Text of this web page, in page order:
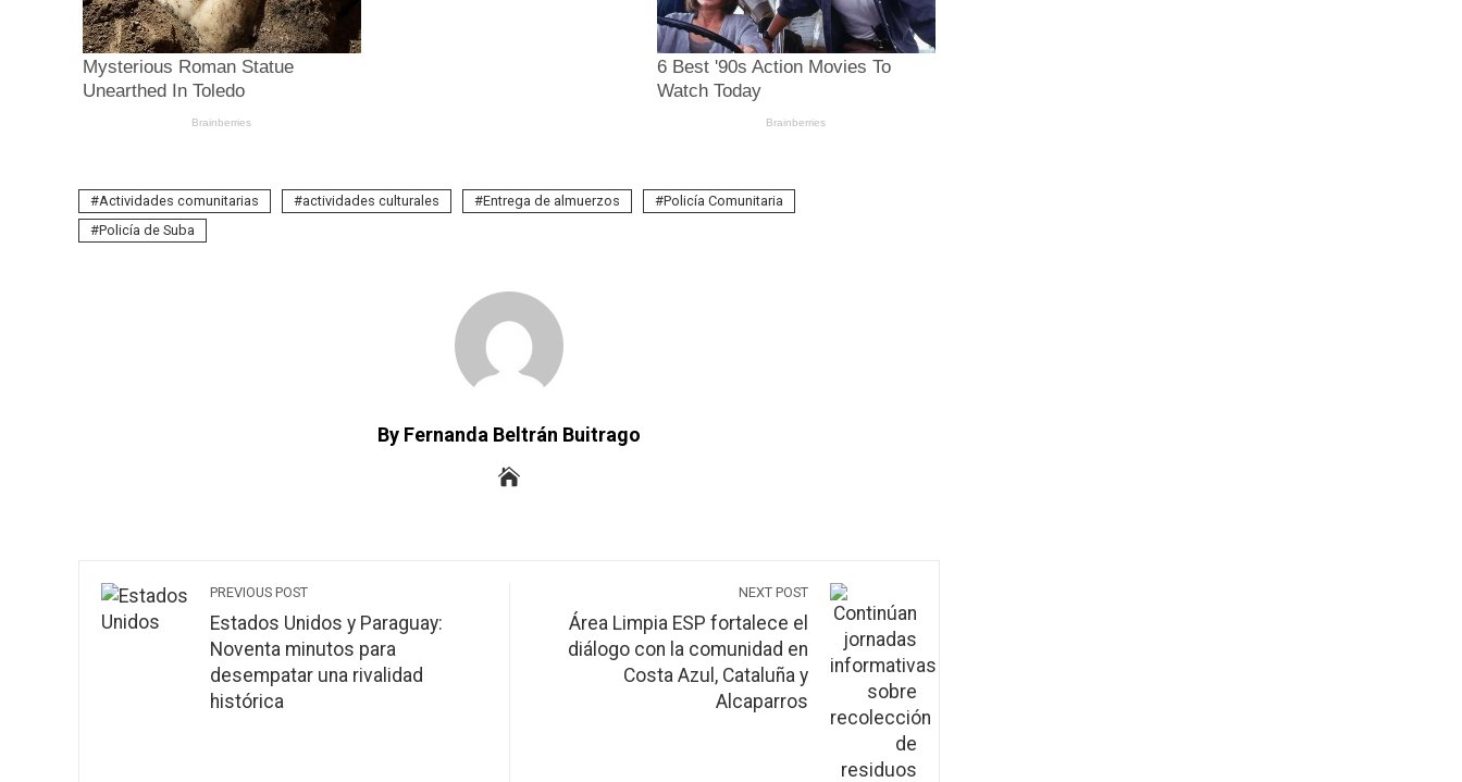
Actividades comunitarias actividades culturales Entrega de almuerzos
Policía Comunitaria
Policía de Suba
By Fernanda Beltrán Buitrago
PREVIOUS POST
Estados Unidos y Paraguay:
Noventa minutos para
desempatar una rivalidad
histórica
NEXT POST
Área Limpia ESP fortalece el
diálogo con la comunidad en
Costa Azul, Cataluña y
Alcaparros